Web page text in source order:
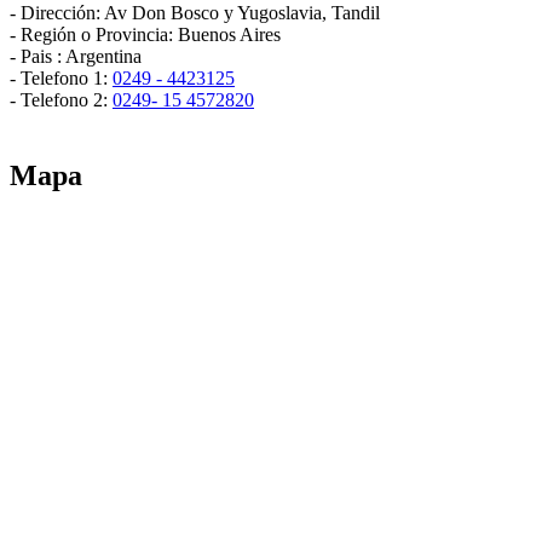
- Dirección: Av Don Bosco y Yugoslavia, Tandil
- Región o Provincia: Buenos Aires
- Pais : Argentina
- Telefono 1: 0249 - 4423125
- Telefono 2: 0249- 15 4572820
Mapa